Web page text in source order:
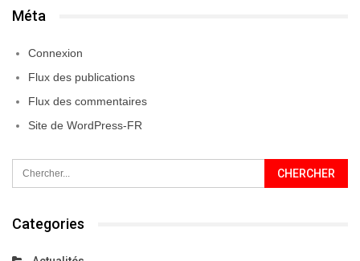
Méta
Connexion
Flux des publications
Flux des commentaires
Site de WordPress-FR
Categories